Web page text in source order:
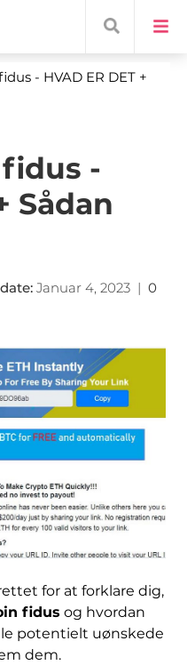
- HVAD ER DET +
-
Sådan
: Januar 4, 2023| 0
for at forklare dig,
fidus og hvordan
potentielt uønskede
dem.